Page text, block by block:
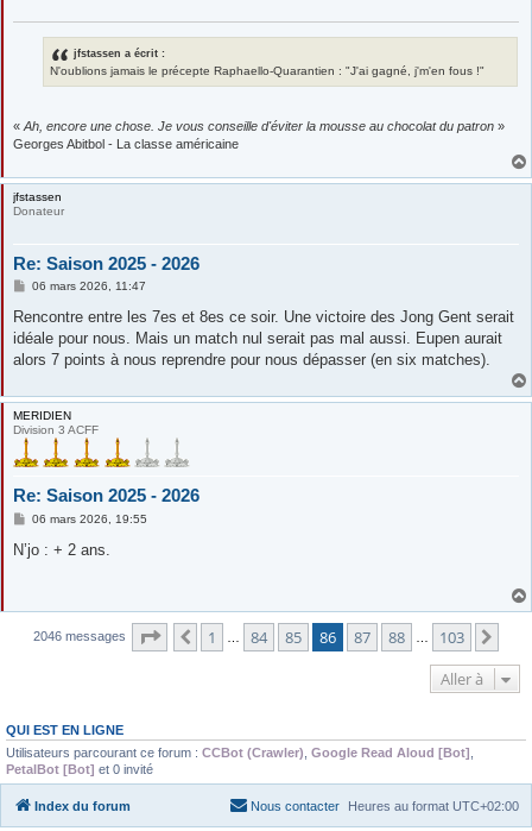
jfstassen a écrit :
N'oublions jamais le précepte Raphaello-Quarantien : "J'ai gagné, j'm'en fous !"
« Ah, encore une chose. Je vous conseille d'éviter la mousse au chocolat du patron »
Georges Abitbol - La classe américaine
jfstassen
Donateur
Re: Saison 2025 - 2026
M
s
a
g
06 mars 2026, 11:47
Rencontre entre les 7es et 8es ce soir. Une victoire des Jong Gent serait
idéale pour nous. Mais un match nul serait pas mal aussi. Eupen aurait
alors 7 points à nous reprendre pour nous dépasser (en six matches).
MERIDIEN
Division 3 ACFF
Re: Saison 2025 - 2026
M
s
s
06 mars 2026, 19:55
N’jo : + 2 ans.
2046 messages Page 86 sur 103
Précédente
1 84 85 86 87 88 103
Aller à
QUI EST EN LIGNE
Utilisateurs parcourant ce forum : CCBot (Crawler) Google Read Aloud [Bot]
PetalBot [Bot] et 0 invité
Index du forum Heures au format UTC+02:00
Nous contacter